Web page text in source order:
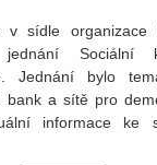
sídle organizace
jednání Sociální
Jednání bylo
bank a sítě pro
informace ke